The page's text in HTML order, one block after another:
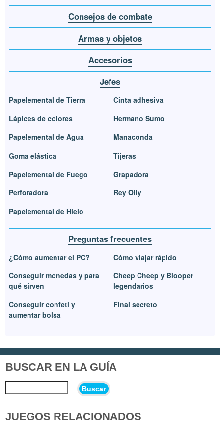
Consejos de combate
Armas y objetos
Accesorios
Jefes
Papelemental de Tierra
Lápices de colores
Papelemental de Agua
Goma elástica
Papelemental de Fuego
Perforadora
Papelemental de Hielo
Cinta adhesiva
Hermano Sumo
Manaconda
Tijeras
Grapadora
Rey Olly
Preguntas frecuentes
¿Cómo aumentar el PC?
Conseguir monedas y para
qué sirven
Conseguir confeti y
aumentar bolsa
Cómo viajar rápido
Cheep Cheep y Blooper
legendarios
Final secreto
BUSCAR EN LA GUÍA
Buscar
JUEGOS RELACIONADOS